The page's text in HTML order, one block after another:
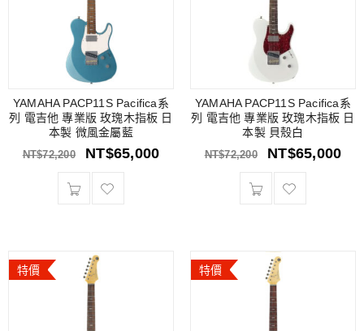
YAMAHA PACP11S Pacifica系
列 電吉他 專業版 玫瑰木指板 日
本製 微風金屬藍
NT$72,200 NT$65,000
YAMAHA PACP11S Pacifica系
列 電吉他 專業版 玫瑰木指板 日
本製 貝殼白
NT$72,200 NT$65,000
特價 特價